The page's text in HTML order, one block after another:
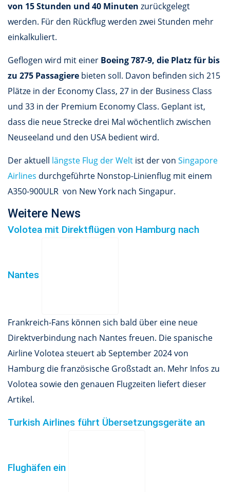
von 15 Stunden und 40 Minuten zurückgelegt
werden. Für den Rückflug werden zwei Stunden mehr
einkalkuliert.
Geflogen wird mit einer Boeing 787-9, die Platz für bis
zu 275 Passagiere bieten soll. Davon befinden sich 215
Plätze in der Economy Class, 27 in der Business Class
und 33 in der Premium Economy Class. Geplant ist,
dass die neue Strecke drei Mal wöchentlich zwischen
Neuseeland und den USA bedient wird.
Der aktuell längste Flug der Welt ist der von Singapore
Airlines durchgeführte Nonstop-Linienflug mit einem
A350-900ULR von New York nach Singapur.
Weitere News
Volotea mit Direktflügen von Hamburg nach
Nantes
Frankreich-Fans können sich bald über eine neue
Direktverbindung nach Nantes freuen. Die spanische
Airline Volotea steuert ab September 2024 von
Hamburg die französische Großstadt an. Mehr Infos zu
Volotea sowie den genauen Flugzeiten liefert dieser
Artikel.
Turkish Airlines führt Übersetzungsgeräte an
Flughäfen ein